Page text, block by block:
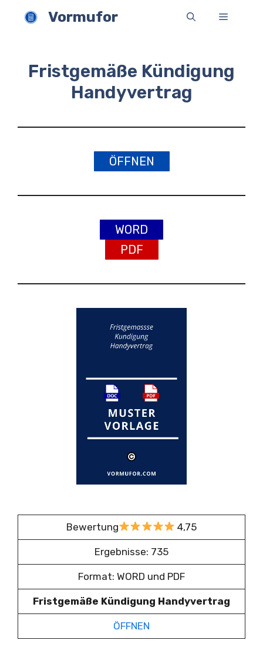
Inhalt
Vormufor Menü
Fristgemäße Kündigung
Handyvertrag
ÖFFNEN
WORD
PDF
Bewertung 4,75
Ergebnisse: 735
Format: WORD und PDF
Fristgemäße Kündigung Handyvertrag
ÖFFNEN